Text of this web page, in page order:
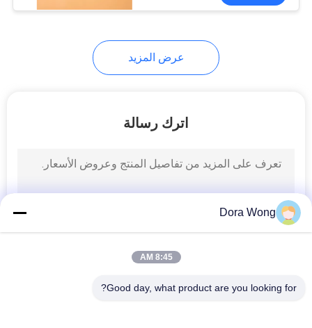
أكواب شوربة كرافت
ورقيّ قهوة فنجان
33
عرض المزيد
اترك رسالة
Dora Wong
8:45 AM
Good day, what product are you looking for?